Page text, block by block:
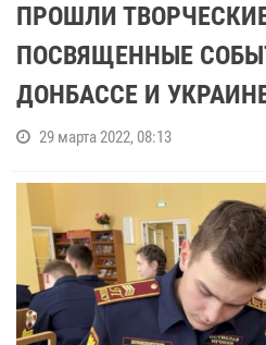
ПРОШЛИ
ПОСВЯЩЕННЫЕ
ДОНБАССЕ И
29 марта 2022, 08:13